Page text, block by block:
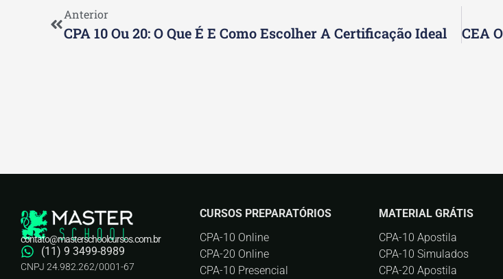
Anterior
CPA 10 Ou 20: O Que É E Como Escolher A Certificação Ideal
(11) 9 3499-8989
contato@masterschoolcursos.com.br
CNPJ 24.982.262/0001-67
CURSOS PREPARATÓRIOS
CPA-10 Online
CPA-20 Online
CPA-10 Presencial
MATERIAL GRÁTIS
CPA-10 Apostila
CPA-10 Simulados
CPA-20 Apostila